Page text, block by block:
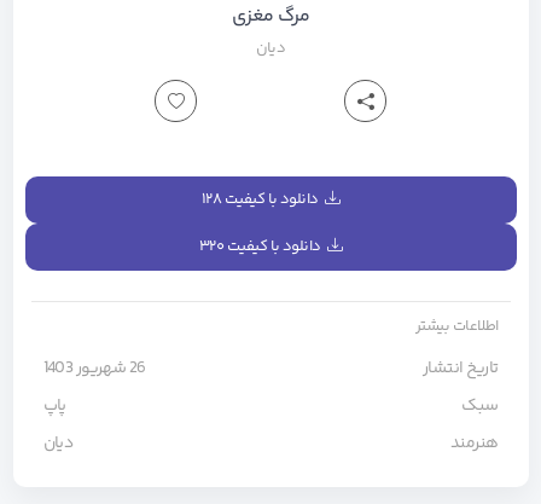
ﻣﺮگ ﻣﻐﺰی
دیان
دانلود با کیفیت ۱۲۸
دانلود با کیفیت ۳۲۰
اطلاعات بیشتر
تاریخ انتشار
26 شهریور 1403
سبک
پاپ
هنرمند
دیان